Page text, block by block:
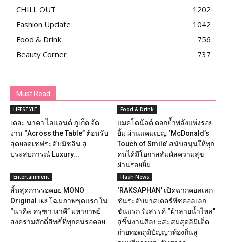
CHILL OUT
1202
Fashion Update
1042
Food & Drink
756
Beauty Corner
737
Must Read
LIFESTYLE
เดอะ นาคา ไอแลนด์ ภูเก็ต จัด
งาน “Across the Table” ต้อนรับ
สุดยอดเชฟระดับมิชลิน สู่
ประสบการณ์ Luxury...
Food & Drink
แมคโดนัลด์ ตอกย้ำพลังแห่งรอย
ยิ้ม ผ่านแคมเปญ ‘McDonald’s
Touch of Smile’ สนับสนุนให้ทุก
คนได้มีโอกาสสัมผัสความสุข
ผ่านรอยยิ้ม
Entertainment
สิ้นสุดการรอคอย MONO
Original เผยโฉมภาพชุดแรก ใน
“นาคี๓ ครุฑา นาคี” มหากาพย์
สงครามศักดิ์สิทธิ์ที่ทุกคนรอคอย
Flash News
‘RAKSAPHAN’ เปิดฉากคอลเลก
ชันระดับมาสเตอร์พีซคอลเลก
ชันแรก รังสรรค์ “ผ้าลายน้ำไหล”
สู่ชิ้นงานศิลปะสะสมสุดลิมิเต็ด
ถ่ายทอดภูมิปัญญาท้องถิ่นสู่